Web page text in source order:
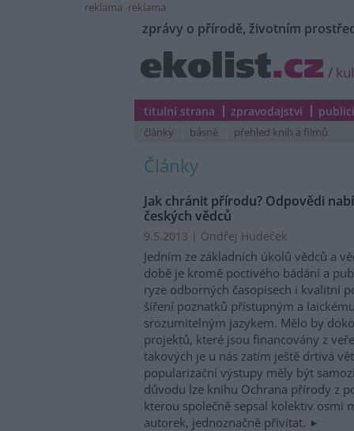
reklama reklama
zprávy o přírodě, životním
/
titulní strana zpravodajství
články básně přehled knih a filmů
Články
Jak chránit přírodu? Odpovědi
českých vědců
9.5.2013 | Ondřej Hudeček
Jedním ze základních úkolů vědců a
době je kromě poctivého bádání a
ryze odborných časopisech i kvalitní
šíření poznatků přístupným a
srozumitelným jazykem. Mělo by
projektů, které jsou financovány z
takových je u nás zatím ještě drtivá
popularizační výstupy měly být
důvodu lze knihu Ochrana přírody z
kterou společně sepsal kolektiv osmi
autorek, jednoznačně přivítat.